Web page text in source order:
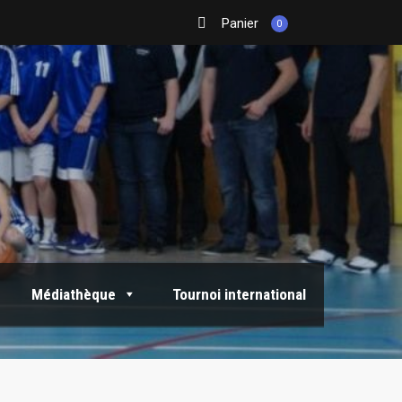
Panier 0
Médiathèque Tournoi international